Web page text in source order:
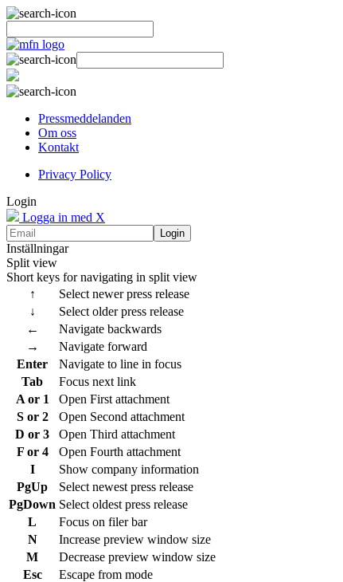
Pressmeddelanden
Om oss
Kontakt
Privacy Policy
Login
Logga in med X
Login
Inställningar
Split view
Short keys for navigating in split view
↑
Select newer press release
↓
Select older press release
←
Navigate backwards
→
Navigate forward
Enter
Navigate to line in focus
Tab
Focus next link
A or 1
Open First attachment
S or 2
Open Second attachment
D or 3
Open Third attachment
F or 4
Open Fourth attachment
I
Show company information
PgUp
Select newest press release
PgDown Select oldest press release
L
Focus on filer bar
N
Increase preview window size
M
Decrease preview window size
Esc
Escape from mode